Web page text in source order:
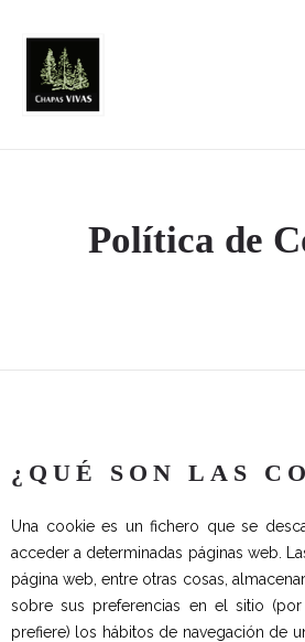
Política de
¿QUÉ SON LAS
Una cookie es un fichero que se
acceder a determinadas páginas web.
página web, entre otras cosas,
sobre sus preferencias en el sitio
prefiere) los hábitos de navegación de